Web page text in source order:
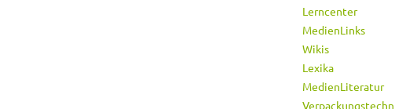
Lerncenter
MedienLinks
Wikis
Lexika
MedienLiteratur